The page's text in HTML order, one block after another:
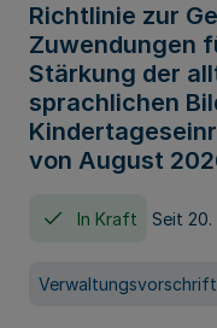
Richtlinie zur
Zuwendungen
Stärkung der
sprachlichen
von August
In Kraft Seit
Verwaltungsvorschrift